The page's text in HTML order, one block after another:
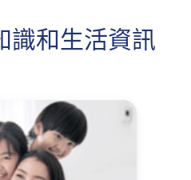
識和生活資訊